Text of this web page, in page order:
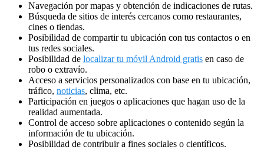
Navegación por mapas y obtención de indicaciones de rutas.
Búsqueda de sitios de interés cercanos como restaurantes,
cines o tiendas.
Posibilidad de compartir tu ubicación con tus contactos o en
tus redes sociales.
Posibilidad de localizar tu móvil Android gratis en caso de
robo o extravío.
Acceso a servicios personalizados con base en tu ubicación,
tráfico, noticias, clima, etc.
Participación en juegos o aplicaciones que hagan uso de la
realidad aumentada.
Control de acceso sobre aplicaciones o contenido según la
información de tu ubicación.
Posibilidad de contribuir a fines sociales o científicos.